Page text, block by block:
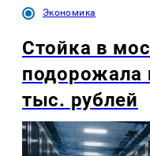
Экономика
Стойка в
подорожала
тыс. рублей